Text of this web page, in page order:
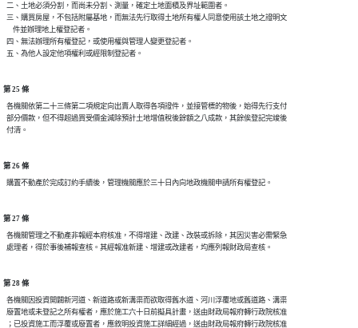
  二、土地必須分割，而尚未分割、測量，確定土地面積及界址範圍者。
  三、購買房屋，不包括附屬基地，而無法先行取得土地所有權人同意使用該土地之證明文
      件並辦理地上權登記者。
  四、無法辦理所有權登記，或使用權與管理人變更登記者。
第 25 條
  各機關依第二十三條第二項規定向出賣人取得各項證件，並接管標的物後，始得先行支付
  部分價款，但不得超過買受價金減除預計土地增值稅後餘額之八成款，其餘俟登記完竣後
第 26 條
第 27 條
  各機關管理之不動產非報經本府核准，不得增建、改建、改裝或拆除，其因災害必需緊急
第 28 條
  各機關因投資開闢新河道、新道路或新溝渠而欲取得舊水道、河川浮覆地或舊道路、溝渠
  廢置地或未登記之所有權者，應於施工六十日前擬具計畫，送由財政局報府轉行政院核准
  ；已投資施工而浮覆或廢置者，應敘明投資施工詳細經過，送由財政局報府轉行政院核准